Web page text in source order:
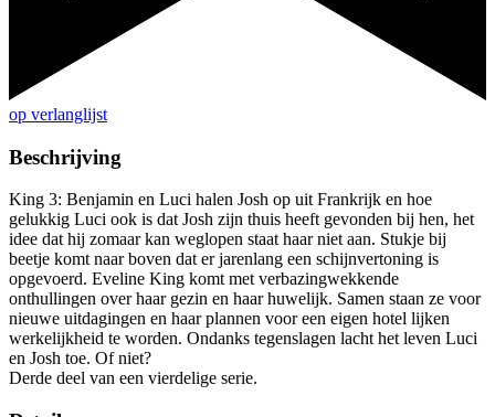
op verlanglijst
Beschrijving
King 3: Benjamin en Luci halen Josh op uit Frankrijk en hoe
gelukkig Luci ook is dat Josh zijn thuis heeft gevonden bij hen, het
idee dat hij zomaar kan weglopen staat haar niet aan. Stukje bij
beetje komt naar boven dat er jarenlang een schijnvertoning is
opgevoerd. Eveline King komt met verbazingwekkende
onthullingen over haar gezin en haar huwelijk. Samen staan ze voor
nieuwe uitdagingen en haar plannen voor een eigen hotel lijken
werkelijkheid te worden. Ondanks tegenslagen lacht het leven Luci
en Josh toe. Of niet?
Derde deel van een vierdelige serie.